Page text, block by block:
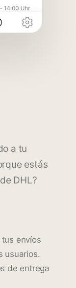
a tu
estás
DHL?
envíos
usuarios.
de entrega